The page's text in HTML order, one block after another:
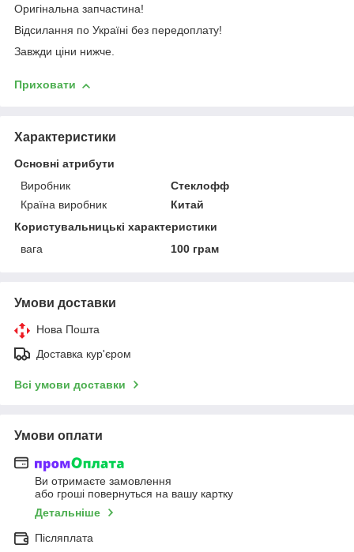
Оригінальна запчастина!
Відсилання по Україні без передоплату!
Завжди ціни нижче.
Приховати
Характеристики
Основні атрибути
Виробник
Стеклофф
Країна виробник
Китай
Користувальницькі характеристики
вага
100 грам
Умови доставки
Нова Пошта
Доставка кур'єром
Всі умови доставки
Умови оплати
Ви отримаєте замовлення
або гроші повернуться на вашу картку
Детальніше
Післяплата